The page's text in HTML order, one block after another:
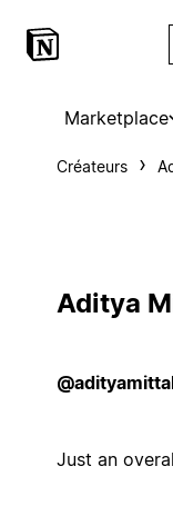
Marketplace
Créateurs
Aditya
Just an